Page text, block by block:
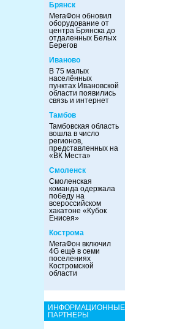
Брянск
МегаФон обновил
оборудование от
центра Брянска до
отдаленных Белых
Берегов
Иваново
В 75 малых
населённых
пунктах Ивановской
области появились
связь и интернет
Тамбов
Тамбовская область
вошла в число
регионов,
представленных на
«ВК Места»
Смоленск
Смоленская
команда одержала
победу на
всероссийском
хакатоне «Кубок
Енисея»
Кострома
МегаФон включил
4G ещё в семи
поселениях
Костромской
области
ИНФОРМАЦИОННЫЕ
ПАРТНЕРЫ